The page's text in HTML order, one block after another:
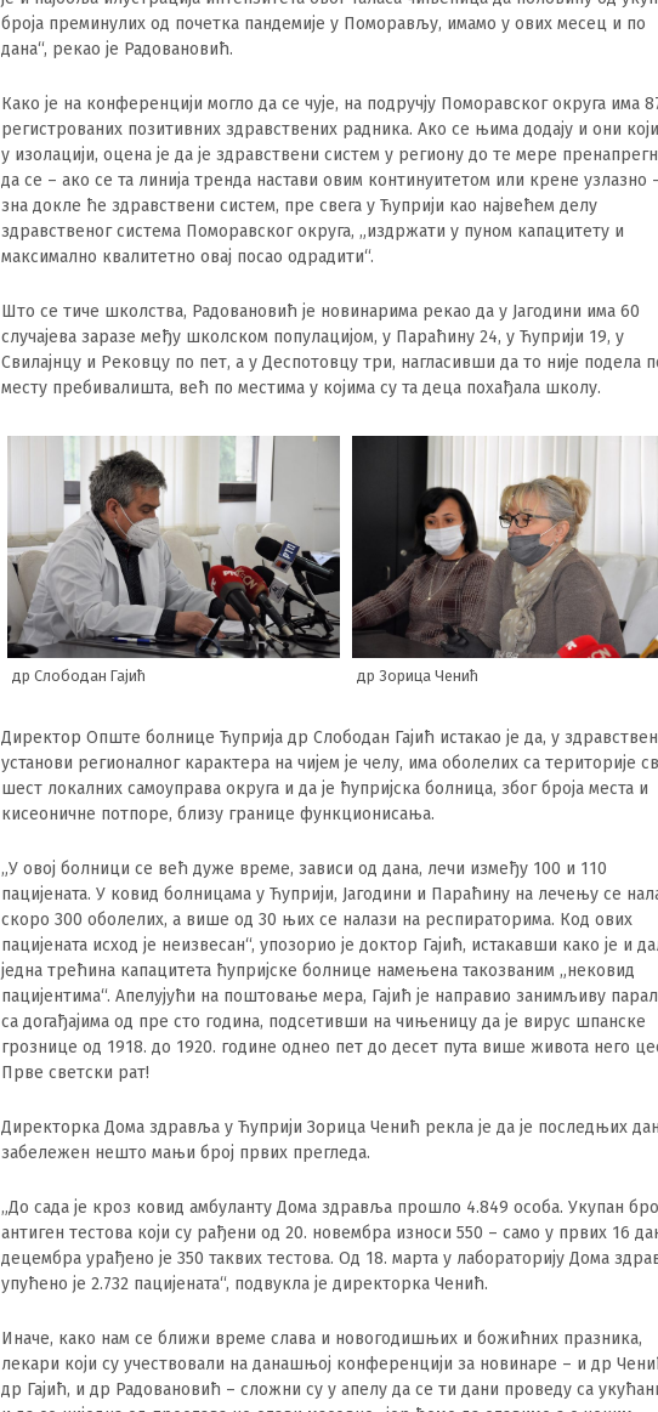
броја преминулих од почетка пандемије у Поморављу, имамо у ових месец и по
дана“, рекао је Радовановић.
Како је на конференцији могло да се чује, на подручју Поморавског округа има
регистрованих позитивних здравствених радника. Ако се њима додају и они
у изолацији, оцена је да је здравствени систем у региону до те мере
да се – ако се та линија тренда настави овим континуитетом или крене узлазно
зна докле ће здравствени систем, пре свега у Ћуприји као највећем делу
здравственог система Поморавског округа, „издржати у пуном капацитету и
максимално квалитетно овај посао одрадити“.
Што се тиче школства, Радовановић је новинарима рекао да у Јагодини има 60
случајева заразе међу школском популацијом, у Параћину 24, у Ћуприји 19, у
Свилајнцу и Рековцу по пет, а у Деспотовцу три, нагласивши да то није подела
месту пребивалишта, већ по местима у којима су та деца похађала школу.
др Слободан Гајић др Зорица Ченић
Директор Опште болнице Ћуприја др Слободан Гајић истакао је да, у
установи регионалног карактера на чијем је челу, има оболелих са територије
шест локалних самоуправа округа и да је ћупријска болница, због броја места и
кисеоничне потпоре, близу границе функционисања.
„У овој болници се већ дуже време, зависи од дана, лечи између 100 и 110
пацијената. У ковид болницама у Ћуприји, Јагодини и Параћину на лечењу се
скоро 300 оболелих, а више од 30 њих се налази на респираторима. Код ових
пацијената исход је неизвесан“, упозорио је доктор Гајић, истакавши како је и
једна трећина капацитета ћупријске болнице намењена такозваним „нековид
пацијентима“. Апелујући на поштовање мера, Гајић је направио занимљиву
са догађајима од пре сто година, подсетивши на чињеницу да је вирус шпанске
грознице од 1918. до 1920. године однео пет до десет пута више живота него
Прве светски рат!
Директорка Дома здравља у Ћуприји Зорица Ченић рекла је да је последњих
забележен нешто мањи број првих прегледа.
„До сада је кроз ковид амбуланту Дома здравља прошло 4.849 особа. Укупан
антиген тестова који су рађени од 20. новембра износи 550 – само у првих 16
децембра урађено је 350 таквих тестова. Од 18. марта у лабораторију Дома
упућено је 2.732 пацијената“, подвукла је директорка Ченић.
Иначе, како нам се ближи време слава и новогодишњих и божићних празника,
лекари који су учествовали на данашњој конференцији за новинаре – и др
др Гајић, и др Радовановић – сложни су у апелу да се ти дани проведу са